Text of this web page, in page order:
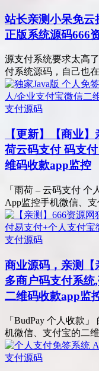
站长亲测小呆免云
正版系统源码666
源支付系统要求太高
付系统源码，自己也
支付源码
【更新】【商业】
荷云码支付 码支
维码收款app监控
「雨荷 – 云码支付
App监控手机微信、支
支付源码
商业源码，亲测
多商户码支付系
二维码收款app监
「BudPay 个人收款
机微信、支付宝的二
支付源码